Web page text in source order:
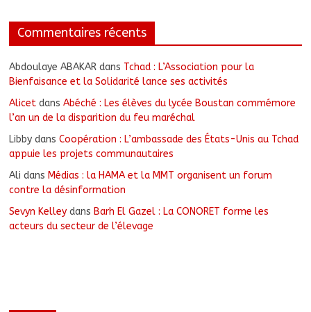
Commentaires récents
Abdoulaye ABAKAR dans Tchad : L’Association pour la
Bienfaisance et la Solidarité lance ses activités
Alicet dansAbéché : Les élèves du lycée Boustan commémore
l’an un de la disparition du feu maréchal
Libby dansCoopération : L’ambassade des États-Unis au Tchad
appuie les projets communautaires
Ali dans Médias : la HAMA et la MMT organisent un forum
contre la désinformation
Sevyn Kelley dans Barh El Gazel : La CONORET forme les
acteurs du secteur de l’élevage